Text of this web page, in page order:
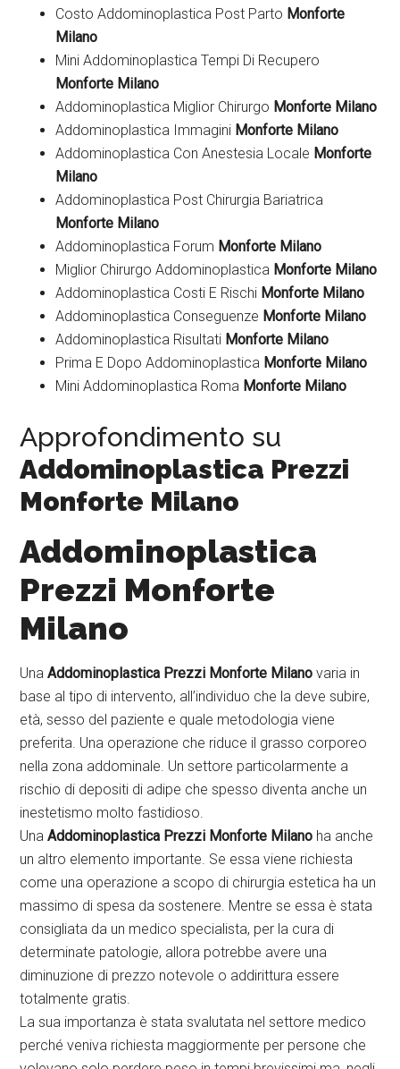
Costo Addominoplastica Post Parto Monforte
Milano
Mini Addominoplastica Tempi Di Recupero
Monforte Milano
Addominoplastica Miglior Chirurgo Monforte Milano
Addominoplastica Immagini Monforte Milano
Addominoplastica Con Anestesia Locale Monforte
Milano
Addominoplastica Post Chirurgia Bariatrica
Monforte Milano
Addominoplastica Forum Monforte Milano
Miglior Chirurgo Addominoplastica Monforte Milano
Addominoplastica Costi E Rischi Monforte Milano
Addominoplastica Conseguenze Monforte Milano
Addominoplastica Risultati Monforte Milano
Prima E Dopo Addominoplastica Monforte Milano
Mini Addominoplastica Roma Monforte Milano
Approfondimento su
Addominoplastica Prezzi
Monforte Milano
Addominoplastica
Prezzi Monforte
Milano
UnaAddominoplastica Prezzi Monforte Milano varia in
base al tipo di intervento, all’individuo che la deve subire,
età, sesso del paziente e quale metodologia viene
preferita. Una operazione che riduce il grasso corporeo
nella zona addominale. Un settore particolarmente a
rischio di depositi di adipe che spesso diventa anche un
inestetismo molto fastidioso.
UnaAddominoplastica Prezzi Monforte Milano ha anche
un altro elemento importante. Se essa viene richiesta
come una operazione a scopo di chirurgia estetica ha un
massimo di spesa da sostenere. Mentre se essa è stata
consigliata da un medico specialista, per la cura di
determinate patologie, allora potrebbe avere una
diminuzione di prezzo notevole o addirittura essere
totalmente gratis.
La sua importanza è stata svalutata nel settore medico
perché veniva richiesta maggiormente per persone che